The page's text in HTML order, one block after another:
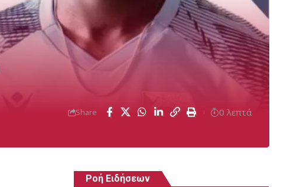
Share 0 λεπτά
Ροή Ειδήσεων